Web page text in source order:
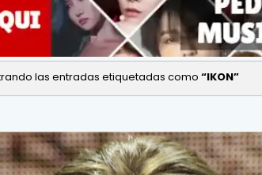
las entradas etiquetadas como IKON